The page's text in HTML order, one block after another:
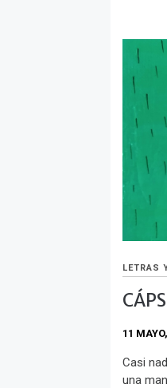
LETRAS
11
Casi
una